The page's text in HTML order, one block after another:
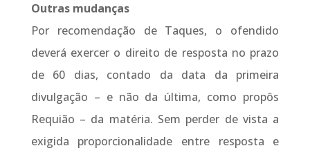
Outras mudanças
Por recomendação de Taques, o ofendido
deverá exercer o direito de resposta no prazo
de 60 dias, contado da data da primeira
divulgação – e não da última, como propôs
Requião – da matéria. Sem perder de vista a
exigida proporcionalidade entre resposta e